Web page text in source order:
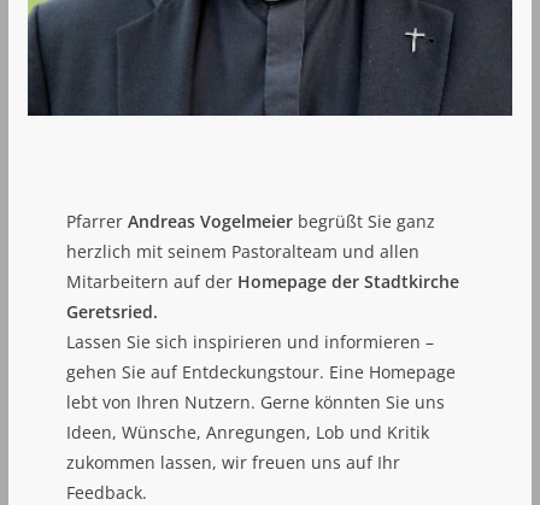
Pfarrer Andreas Vogelmeierbegrüßt Sie ganz
herzlich mit seinem Pastoralteam und allen
Mitarbeitern auf der Homepage der Stadtkirche
Geretsried.
Lassen Sie sich inspirieren und informieren –
gehen Sie auf Entdeckungstour. Eine Homepage
lebt von Ihren Nutzern. Gerne könnten Sie uns
Ideen, Wünsche, Anregungen, Lob und Kritik
zukommen lassen, wir freuen uns auf Ihr
Feedback.